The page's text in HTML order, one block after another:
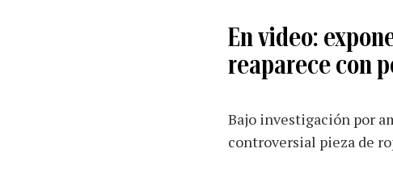
En video:
reaparece con
Bajo investigación por
controversial pieza de